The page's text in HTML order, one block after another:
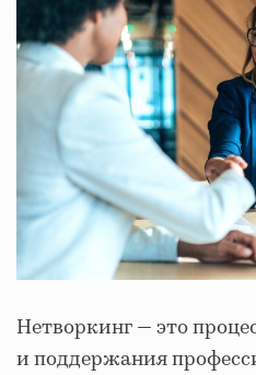
Нетворкинг — это
и поддержания